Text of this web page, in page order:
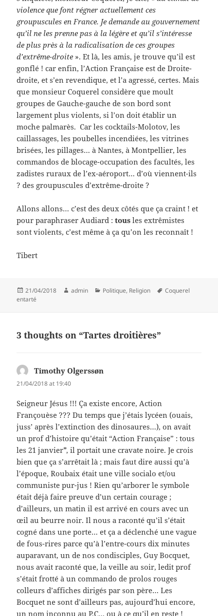
violence que font régner actuellement ces
groupuscules en France. Je demande au gouvernement
qu’il ne les prenne pas à la légère et qu’il s’intéresse
de plus près à la radicalisation de ces groupes
d’extrême-droite ». Et là, les amis, je trouve qu’il est
gonflé ! car enfin, l’Action Française est de Droite-
droite, et s’en revendique, et l’a agressé, certes. Mais
que monsieur Coquerel considère que moult
groupes de Gauche-gauche de son bord sont
largement plus violents, si l’on doit établir un
moche palmarès. Car les cocktails-Molotov, les
caillassages, les poubelles incendiées, les vitrines
brisées, les pillages… à Nantes, à Montpellier, les
commandos de blocage-occupation des facultés, les
zadistes ruraux de l’ex-aéroport… d’où viennent-ils
? des groupuscules d’extrême-droite ?
Allons allons… c’est des deux côtés que ça craint ! et
pour paraphraser Audiard :tous les extrêmistes
sont violents, c’est même à ça qu’on les reconnaît !
Tibert
Posted
on
21/04/2018 Author
admin Categories
Politique, Religion Tags
Coquerel
entarté
3 thoughts on “Tartes droitières”
Timothy Olgerssøn
21/04/2018 at 19:40
Seigneur Jésus !!! Ça existe encore, Action
Françouèse ??? Du temps que j’étais lycéen (ouais,
juss’ après l’extinction des dinosaures…), on avait
un prof d’histoire qu’était “Action Française” : tous
les 21 janvier*, il portait une cravate noire. Je crois
bien que ça s’arrêtait là ; mais faut dire aussi qu’à
l’époque, Roubaix était une ville socialo et/ou
communiste pur-jus ! Rien qu’arborer le symbole
était déjà faire preuve d’un certain courage ;
d’ailleurs, un matin il est arrivé en cours avec un
œil au beurre noir. Il nous a raconté qu’il s’était
cogné dans une porte… et ça a déclenché une vague
de fous-rires parce qu’à l’entre-cours dix minutes
auparavant, un de nos condisciples, Guy Bocquet,
nous avait raconté que, la veille au soir, ledit prof
s’était frotté à un commando de prolos rouges
colleurs d’affiches dirigés par son père… Les
Bocquet ne sont d’ailleurs pas, aujourd’hui encore,
un nom inconnu au P.C… ou à ce qu’il en reste !